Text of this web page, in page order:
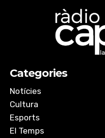
Categories
Notícies
Cultura
Esports
El Temps